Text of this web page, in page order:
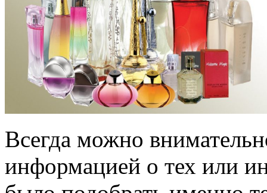
Всегда можно
информацией о тех или